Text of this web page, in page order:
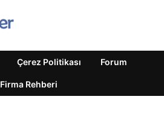
Çerez Politikası Forum
Firma Rehberi